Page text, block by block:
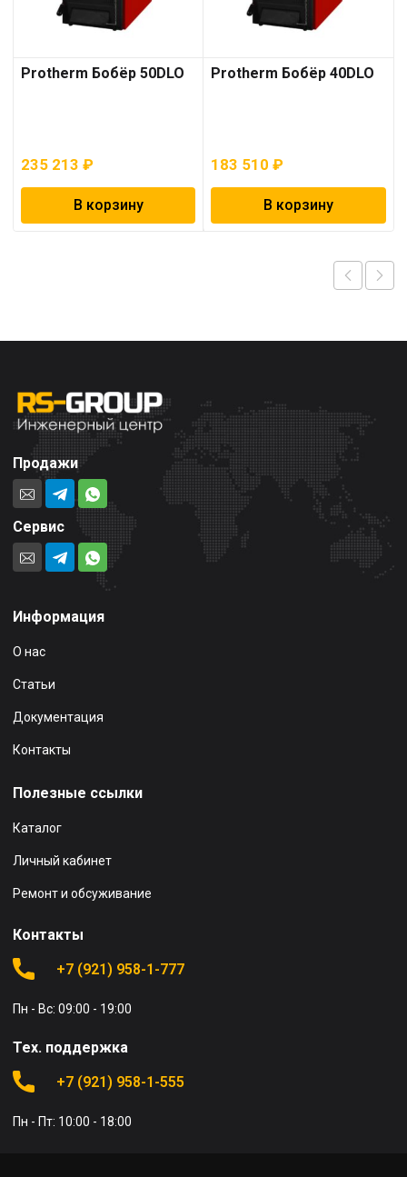
Protherm Бобёр 50DLO
235 213 ₽
В корзину
Protherm Бобёр 40DLO
183 510₽
В корзину
Продажи
Сервис
Информация
О нас
Статьи
Документация
Контакты
Полезные ссылки
Каталог
Личный кабинет
Ремонт и обсуживание
Контакты
+7 (921) 958-1-777
Пн - Вс: 09:00 - 19:00
Тех. поддержка
+7 (921) 958-1-555
Пн - Пт: 10:00 - 18:00